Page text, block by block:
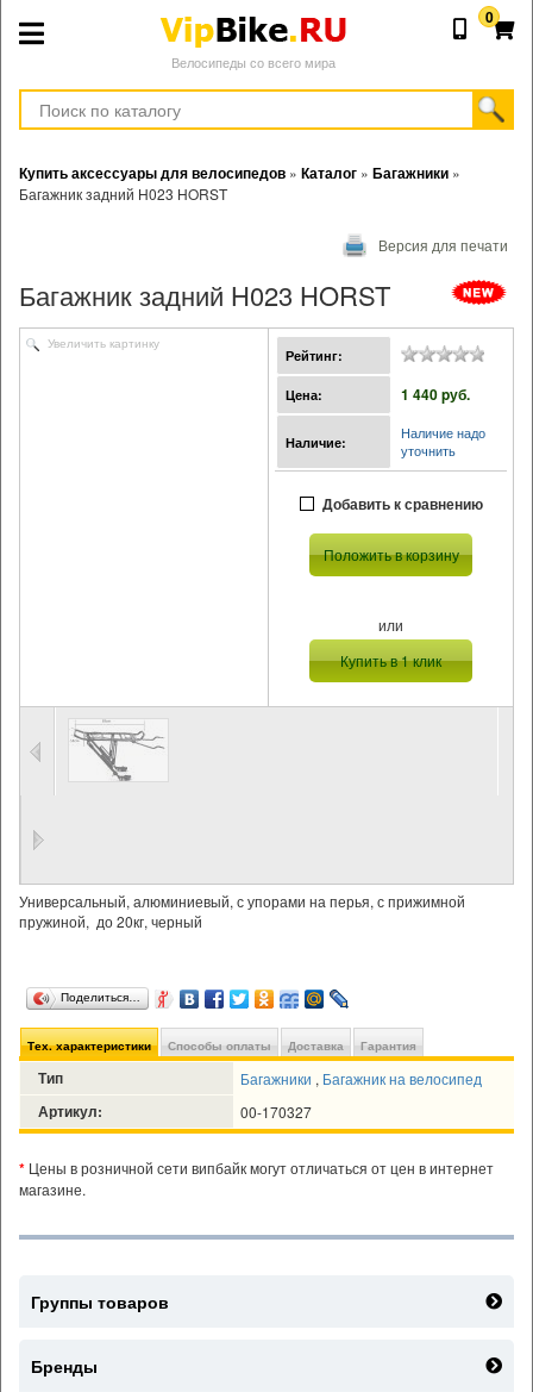
Велосипеды со всего мира
0
Купить аксессуары для велосипедов » Каталог » Багажники »
Багажник задний H023 HORST
Версия для печати
Багажник задний H023 HORST
Увеличить картинку
Рейтинг:
Цена: 1 440 pуб.
Наличие:
Наличие надо
уточнить
Добавить к сравнению
Положить в корзину
или
Купить в 1 клик
Универсальный, алюминиевый, с упорами на перья, с прижимной
пружиной, до 20кг, черный
Поделиться…
Тех. характеристики Способы оплаты Доставка Гарантия
Тип Багажники , Багажник на велосипед
Артикул: 00-170327
* Цены в розничной сети випбайк могут отличаться от цен в интернет
магазине.
Группы товаров
Бренды